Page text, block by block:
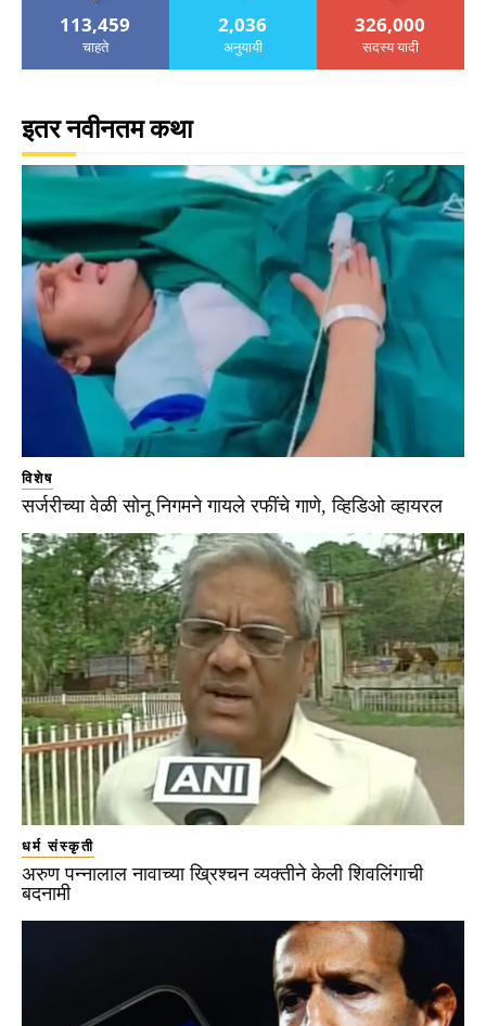
113,459
चाहते
2,036
अनुयायी
326,000
सदस्य यादी
इतर नवीनतम कथा
विशेष
सर्जरीच्या वेळी सोनू निगमने गायले रफींचे गाणे, व्हिडिओ व्हायरल
धर्म संस्कृती
अरुण पन्नालाल नावाच्या ख्रिश्चन व्यक्तीने केली शिवलिंगाची
बदनामी